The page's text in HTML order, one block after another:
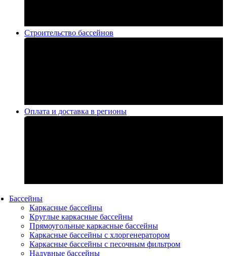
Строительство бассейнов
Оплата и доставка в регионы
Бассейны
Каркасные бассейны
Круглые каркасные бассейны
Прямоугольные каркасные бассейны
Каркасные бассейны с хлоргенератором
Каркасные бассейны с песочным фильтром
Надувные бассейны